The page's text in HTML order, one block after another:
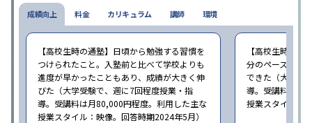
成績向上
【高校生時の通塾】日頃から勉強する習慣を
つけられたこと。入塾前と比べて学校よりも
進度が早かったこともあり、成績が大きく伸
びた（大学受験で、週に7回程度授業・指
導。受講料は月80,000円程度。利用した主な
授業スタイル：映像。回答時期2024年5月）
【高校生時の通
分のペースで進
できた（大学受
導。受講料は月
授業スタイル：
料金 カリキュラム 講師 環境